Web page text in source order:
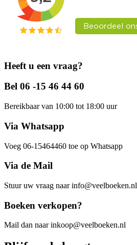
Heeft u een vraag?
Bel 06 -15 46 44 60
Bereikbaar van 10:00 tot 18:00 uur
Via Whatsapp
Voeg 06-15464460 toe op Whatsapp
Via de Mail
Stuur uw vraag naar info@veelboeken.nl
Boeken verkopen?
Mail dan naar inkoop@veelboeken.nl